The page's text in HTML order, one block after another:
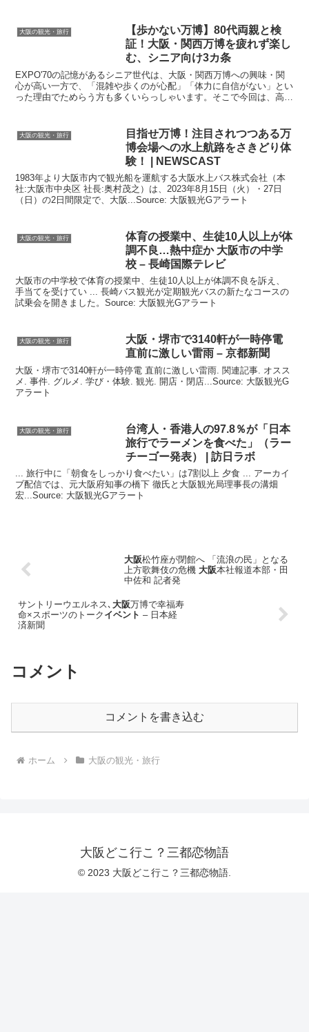
大阪の観光・旅行
【歩かない万博】80代両親と検
証！大阪・関西万博を疲れず楽し
む、シニア向け3カ条
EXPO'70の記憶があるシニア世代は、大阪・関西万博への興味・関
心が高い一方で、「混雑や歩くのが心配」「体力に自信がない」とい
った理由でためらう方も多くいらっしゃいます。そこで今回は、高齢
大阪の観光・旅行
目指せ万博！注目されつつある万
博会場への水上航路をさきどり体
験！ | NEWSCAST
1983年より大阪市内で観光船を運航する大阪水上バス株式会社（本
社:大阪市中央区 社長:奥村茂之）は、2023年8月15日（火）・27日
（日）の2日間限定で、大阪...Source: 大阪観光Gアラート
大阪の観光・旅行
体育の授業中、生徒10人以上が体
調不良…熱中症か 大阪市の中学
校 – 長崎国際テレビ
大阪市の中学校で体育の授業中、生徒10人以上が体調不良を訴え、
手当てを受けてい ... 長崎バス観光が定期観光バスの新たなコースの
試乗会を開きました。Source: 大阪観光Gアラート
大阪の観光・旅行 大阪 ・堺市で3140軒が一時停電
直前に激しい雷雨 – 京都新聞
大阪・堺市で3140軒が一時停電 直前に激しい雷雨. 関連記事. オスス
メ. 事件. グルメ. 学び・体験. 観光. 開店・閉店...Source: 大阪観光G
アラート
大阪の観光・旅行
台湾人・香港人の97.8％が「日本
旅行でラーメンを食べた」（ラー
チーゴー発表） | 訪日ラボ
... 旅行中に「朝食をしっかり食べたい」は7割以上 夕食 ... アーカイ
ブ配信では、元大阪府知事の橋下 徹氏と大阪観光局理事長の溝畑
宏...Source: 大阪観光Gアラート
大阪松竹座が閉館へ 「流浪の民」となる
上方歌舞伎の危機 大阪本社報道本部・田
中佐和 記者発
サントリーウエルネス､ 大阪万博で幸福寿
命×スポーツのトーク イベント – 日本経
済新聞
コメント
コメントを書き込む
ホーム 大阪の観光・旅行
大阪どこ行こ？三都恋物語
© 2023 大阪どこ行こ？三都恋物語.